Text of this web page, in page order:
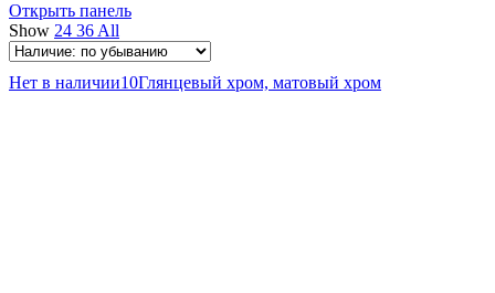
Открыть панель
Show 24 36 All
Нет в наличии10Глянцевый хром, матовый хром